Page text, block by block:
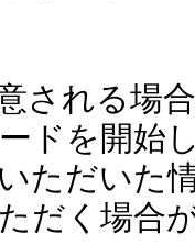
される場
ドを開始
ただいた
だく場合